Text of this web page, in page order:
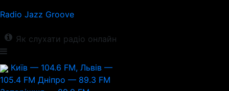
Radio Jazz Groove
Як слухати радіо онлайн
Київ — 104.6 FM, Львів —
105.4 FM Дніпро — 89.3 FM